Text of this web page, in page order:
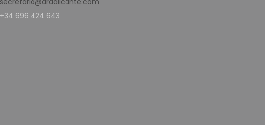
secretaria@araalicante.com
+34 696 424 643